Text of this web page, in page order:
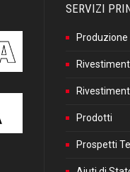
SERVIZI
Produzione
Prodotti
Prospetti